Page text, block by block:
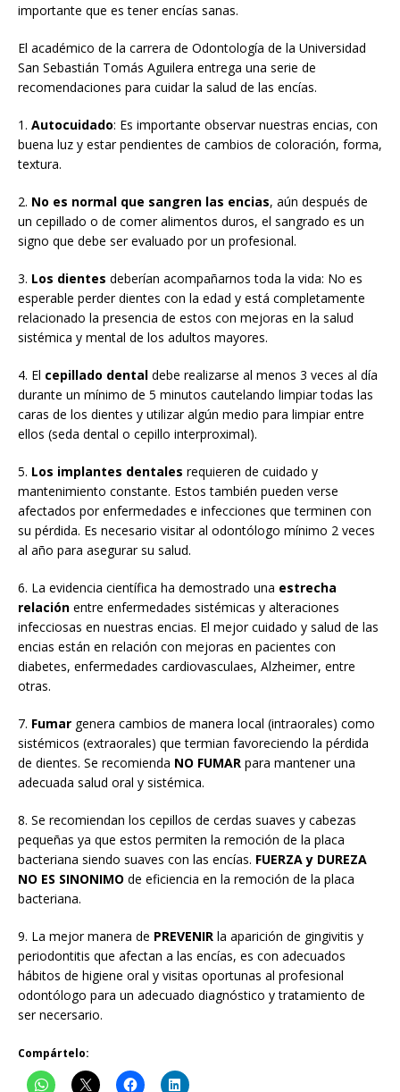
importante que es tener encías sanas.
El académico de la carrera de Odontología de la Universidad
San Sebastián Tomás Aguilera entrega una serie de
recomendaciones para cuidar la salud de las encías.
1. Autocuidado: Es importante observar nuestras encias, con
buena luz y estar pendientes de cambios de coloración, forma,
textura.
2. No es normal que sangren las encias, aún después de
un cepillado o de comer alimentos duros, el sangrado es un
signo que debe ser evaluado por un profesional.
3. Los dientes deberían acompañarnos toda la vida: No es
esperable perder dientes con la edad y está completamente
relacionado la presencia de estos con mejoras en la salud
sistémica y mental de los adultos mayores.
4. El cepillado dental debe realizarse al menos 3 veces al día
durante un mínimo de 5 minutos cautelando limpiar todas las
caras de los dientes y utilizar algún medio para limpiar entre
ellos (seda dental o cepillo interproximal).
5. Los implantes dentales requieren de cuidado y
mantenimiento constante. Estos también pueden verse
afectados por enfermedades e infecciones que terminen con
su pérdida. Es necesario visitar al odontólogo mínimo 2 veces
al año para asegurar su salud.
6. La evidencia científica ha demostrado una estrecha
relación entre enfermedades sistémicas y alteraciones
infecciosas en nuestras encias. El mejor cuidado y salud de las
encias están en relación con mejoras en pacientes con
diabetes, enfermedades cardiovasculaes, Alzheimer, entre
otras.
7. Fumar genera cambios de manera local (intraorales) como
sistémicos (extraorales) que termian favoreciendo la pérdida
de dientes. Se recomienda NO FUMAR para mantener una
adecuada salud oral y sistémica.
8. Se recomiendan los cepillos de cerdas suaves y cabezas
pequeñas ya que estos permiten la remoción de la placa
bacteriana siendo suaves con las encías. FUERZA y DUREZA
NO ES SINONIMO de eficiencia en la remoción de la placa
bacteriana.
9. La mejor manera de PREVENIR la aparición de gingivitis y
periodontitis que afectan a las encías, es con adecuados
hábitos de higiene oral y visitas oportunas al profesional
odontólogo para un adecuado diagnóstico y tratamiento de
ser necersario.
Compártelo: